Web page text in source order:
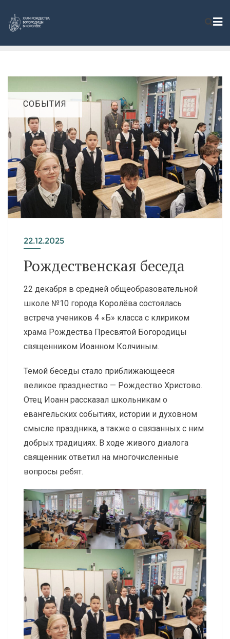
СОБЫТИЯ
22.12.2025
Рождественская беседа
22 декабря в средней общеобразовательной
школе №10 города Королёва состоялась
встреча учеников 4 «Б» класса с клириком
храма Рождества Пресвятой Богородицы
священником Иоанном Колчиным.
Темой беседы стало приближающееся
великое празднество — Рождество Христово.
Отец Иоанн рассказал школьникам о
евангельских событиях, истории и духовном
смысле праздника, а также о связанных с ним
добрых традициях. В ходе живого диалога
священник ответил на многочисленные
вопросы ребят.